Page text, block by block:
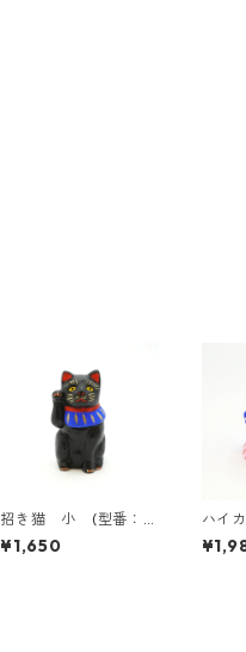
招き猫 小 (型番：g
116)
¥1,650
ハイ
番：